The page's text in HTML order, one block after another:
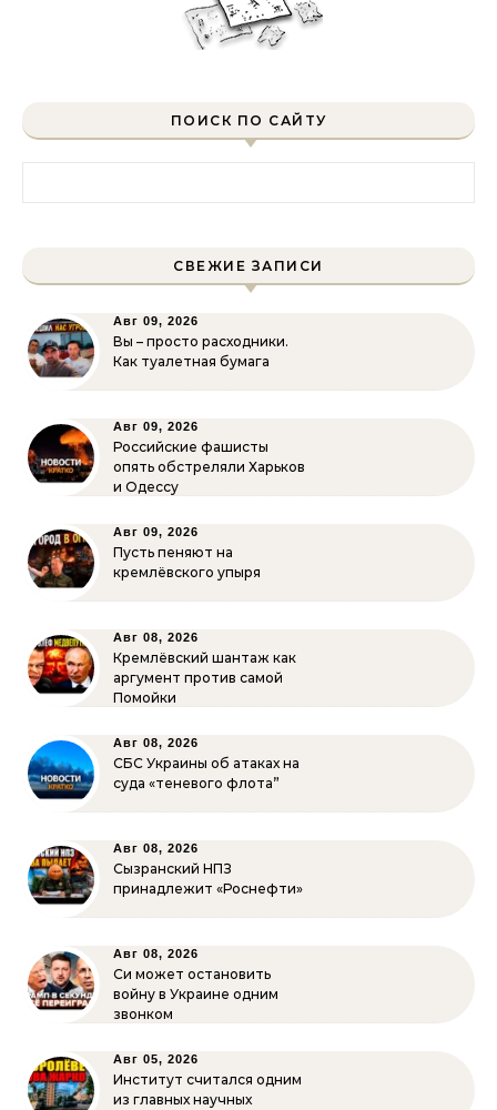
ПОИСК ПО САЙТУ
СВЕЖИЕ ЗАПИСИ
Авг 09, 2026
Вы – просто расходники.
Как туалетная бумага
Авг 09, 2026
Российские фашисты
опять обстреляли Харьков
и Одессу
Авг 09, 2026
Пусть пеняют на
кремлёвского упыря
Авг 08, 2026
Кремлёвский шантаж как
аргумент против самой
Помойки
Авг 08, 2026
СБС Украины об атаках на
суда «теневого флота”
Авг 08, 2026
Сызранский НПЗ
принадлежит «Роснефти»
Авг 08, 2026
Си может остановить
войну в Украине одним
звонком
Авг 05, 2026
Институт считался одним
из главных научных